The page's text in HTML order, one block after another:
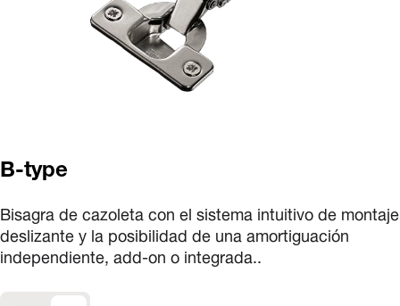
B-type
Bisagra de cazoleta con el sistema intuitivo de montaje
deslizante y la posibilidad de una amortiguación
independiente, add-on o integrada..